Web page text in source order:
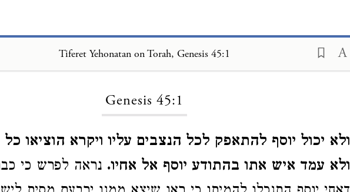
Tiferet Yehonatan on Torah, Genesis 45:1
Genesis 45:1
ולא יכול יוסף להתאפק לכל הנצבים עליו ויקרא הוציאו
ולא עמד איש אתו בהתודע יוסף אל אחיו. נראה לפרש כי